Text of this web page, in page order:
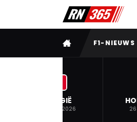
VOLLEDIG MENU
F1-NIEUWS
BELGIË
19 JUL. 2026